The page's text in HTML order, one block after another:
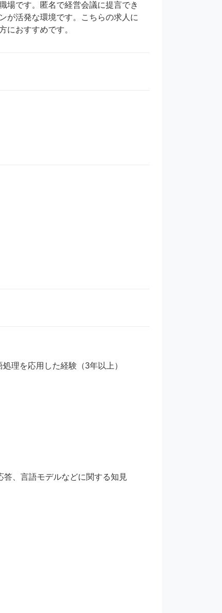
場です。匿名で経営会議に提言でき
が活発な環境です。こちらの求人に
におすすめです。
理を応用した経験（3年以上）
、言語モデルなどに関する知見